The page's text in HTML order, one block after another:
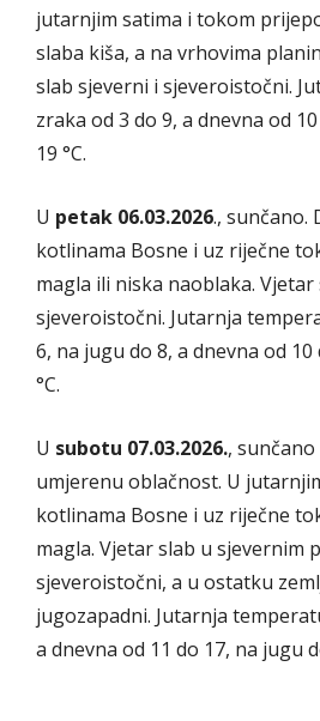
jutarnjim satima i tokom
slaba kiša, a na vrhovima
slab sjeverni i sjeveroistočni.
zraka od 3 do 9, a dnevna od
19 °C.
U petak 06.03.2026., sunčano.
kotlinama Bosne i uz riječne
magla ili niska naoblaka.
sjeveroistočni. Jutarnja
6, na jugu do 8, a dnevna od
°C.
U subotu 07.03.2026.,
umjerenu oblačnost. U
kotlinama Bosne i uz riječne
magla. Vjetar slab u sjevernim
sjeveroistočni, a u ostatku
jugozapadni. Jutarnja
a dnevna od 11 do 17, na jugu